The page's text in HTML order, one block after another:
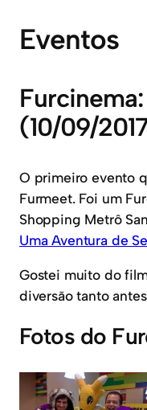
Eventos
(10/09/
O primeiro evento
Furmeet. Foi um
Shopping Metrô
Uma Aventura de
Gostei muito do
diversão tanto
Fotos do